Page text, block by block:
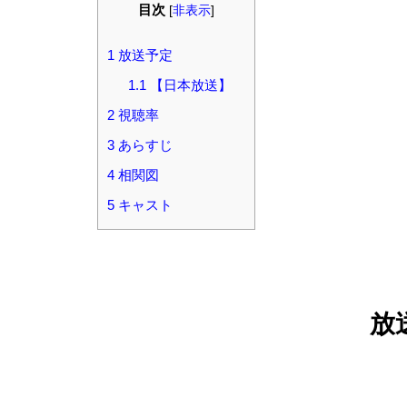
目次 [非表示]
1 放送予定
1.1 【日本放送】
2 視聴率
3 あらすじ
4 相関図
5 キャスト